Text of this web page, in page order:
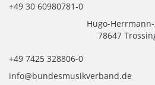
+49 30 60980781-0
Hugo-
78647
+49 7425 328806-0
info@bundesmusikverband.de